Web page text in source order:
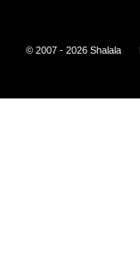
© 2007 - 2026 Shalala